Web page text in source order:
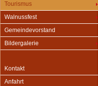
Tourismus
Walnussfest
Gemeindevorstand
Bildergalerie
Kontakt
Anfahrt